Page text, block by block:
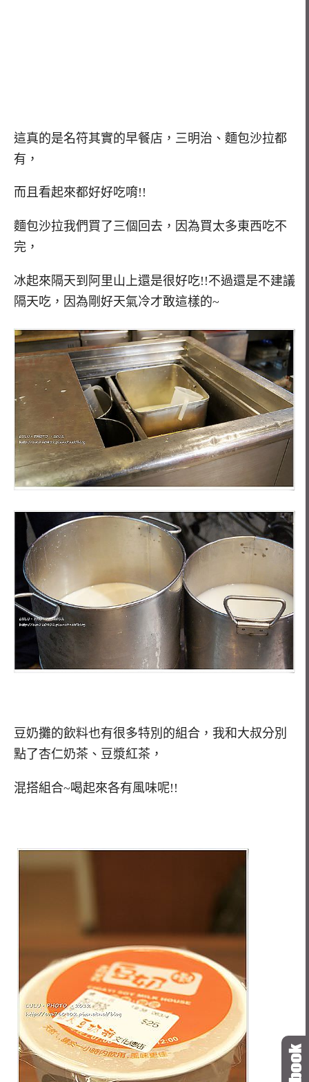
這真的是名符其實的早餐店，三明治、麵包沙拉都
有，
而且看起來都好好吃唷!!
麵包沙拉我們買了三個回去，因為買太多東西吃不
完，
冰起來隔天到阿里山上還是很好吃!!不過還是不建議
隔天吃，因為剛好天氣冷才敢這樣的~
豆奶攤的飲料也有很多特別的組合，我和大叔分別
點了杏仁奶茶、豆漿紅茶，
混搭組合~喝起來各有風味呢!!